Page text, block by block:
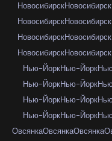
НовосибирскНовосибирск
НовосибирскНовосибирск
НовосибирскНовосибирск
НовосибирскНовосибирск
Нью-ЙоркНью-Йорк
Нью-ЙоркНью-Йорк
Нью-ЙоркНью-Йорк
Нью-ЙоркНью-Йорк
ОвсянкаОвсянкаОвсянка